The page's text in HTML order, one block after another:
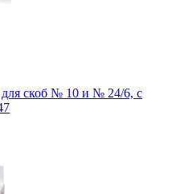
скоб № 10 и № 24/6, с